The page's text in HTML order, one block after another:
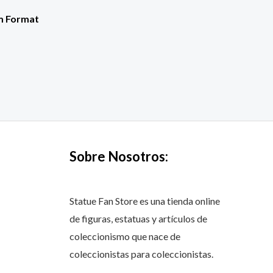
Format
Sobre Nosotros:
Statue Fan Store es una tienda online
de figuras, estatuas y artículos de
coleccionismo que nace de
coleccionistas para coleccionistas.